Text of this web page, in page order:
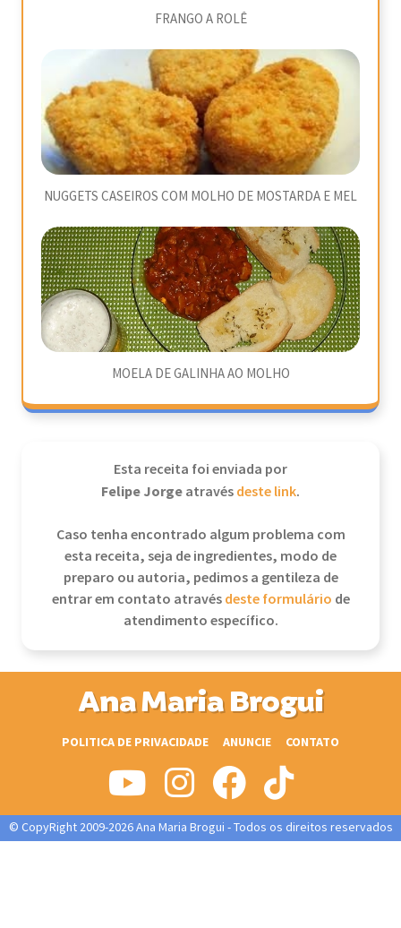
FRANGO A ROLÊ
NUGGETS CASEIROS COM MOLHO DE MOSTARDA E MEL
MOELA DE GALINHA AO MOLHO
Esta receita foi enviada por
Felipe Jorgeatravésdeste link.
Caso tenha encontrado algum problema com
esta receita, seja de ingredientes, modo de
preparo ou autoria, pedimos a gentileza de
entrar em contato atravésdeste formulário de
atendimento específico.
Ana Maria Brogui
POLITICA DE PRIVACIDADE ANUNCIE CONTATO
© CopyRight 2009-2026 Ana Maria Brogui - Todos os direitos reservados